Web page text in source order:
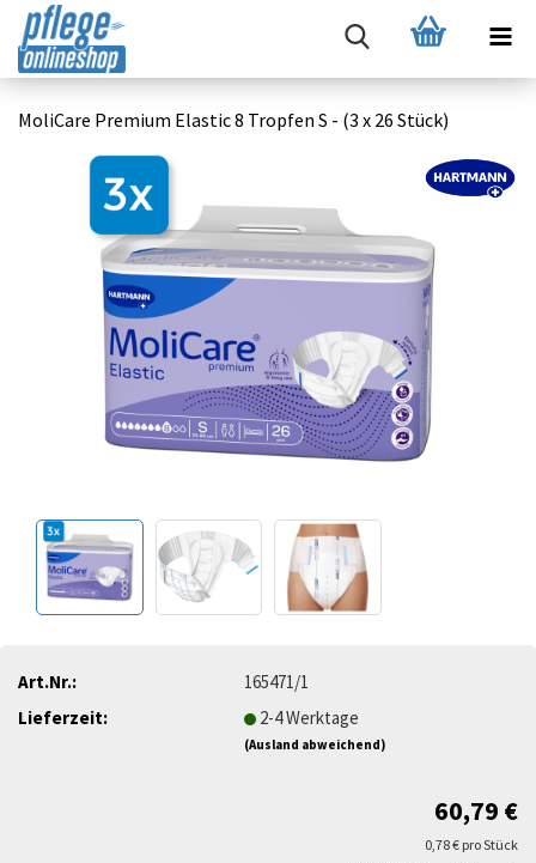
MoliCare Premium Elastic 8 Tropfen S - (3 x 26 Stück)
Art.Nr.:
165471/1
Lieferzeit:
2-4 Werktage
(Ausland abweichend)
60,79 €
0,78 € pro Stück